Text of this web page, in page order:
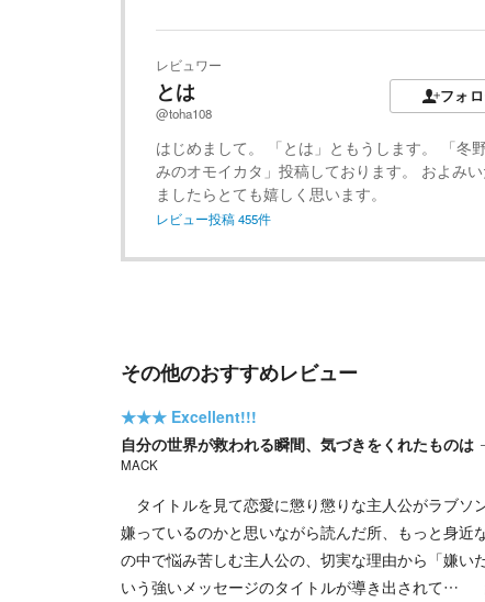
レビュワー
とは
@toha108
フォ
はじめまして。 「とは」ともうします。 「冬
みのオモイカタ」投稿しております。 およみ
ましたらとても嬉しく思います。
レビュー投稿455件
その他のおすすめレビュー
★★★ Excellent!!!
自分の世界が救われる瞬間、気づきをくれたものは
MACK
タイトルを見て恋愛に懲り懲りな主人公がラブソ
嫌っているのかと思いながら読んだ所、もっと身近
の中で悩み苦しむ主人公の、切実な理由から「嫌い
いう強いメッセージのタイトルが導き出されて…